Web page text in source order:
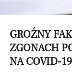
GROŹNY
ZGONACH
NA COVID-